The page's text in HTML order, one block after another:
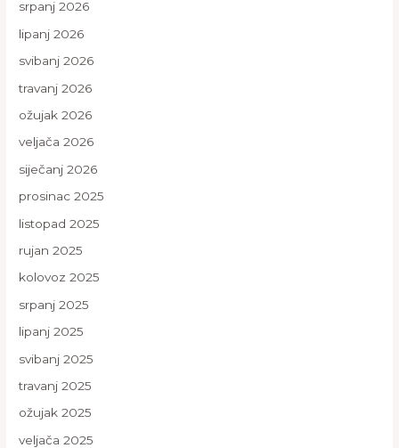
srpanj 2026
lipanj 2026
svibanj 2026
travanj 2026
ožujak 2026
veljača 2026
siječanj 2026
prosinac 2025
listopad 2025
rujan 2025
kolovoz 2025
srpanj 2025
lipanj 2025
svibanj 2025
travanj 2025
ožujak 2025
veljača 2025